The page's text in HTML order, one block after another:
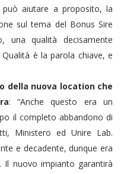
aiutare a proposito, la
sul tema del Bonus Sire
una qualità decisamente
è la parola chiave, e
della nuova location che
: “Anche questo era un
il completo abbandono di
Ministero ed Unire Lab.
e decadente, dunque era
Il nuovo impianto garantirà